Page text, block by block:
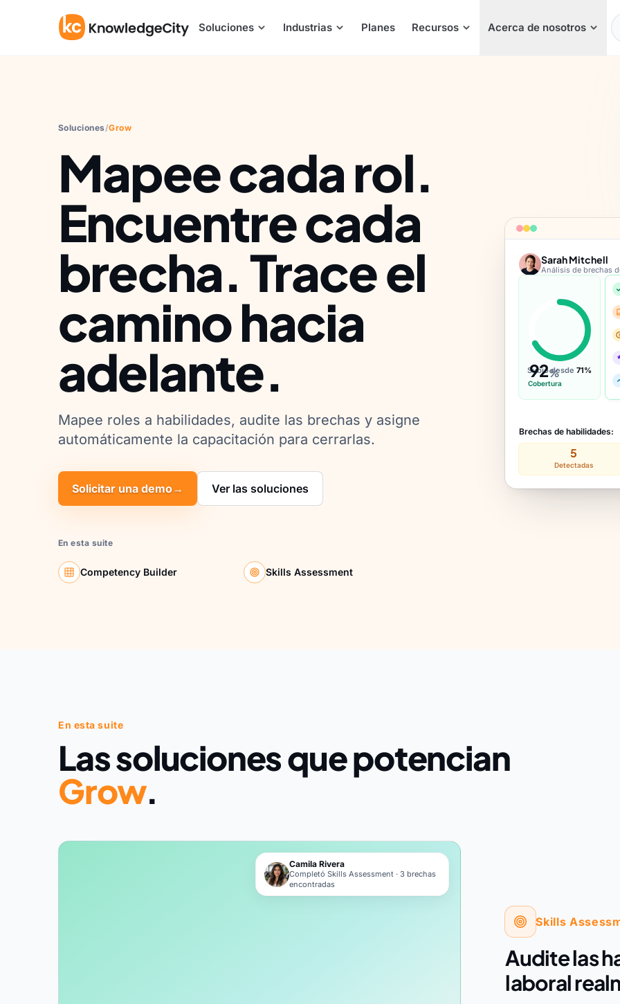
Soluciones Industrias Planes Recursos Acerca de nosotros
Soluciones/Grow
Mapee cada rol.
Encuentre cada
brecha. Trace el
camino hacia
adelante.
Mapee roles a habilidades, audite las brechas y asigne
automáticamente la capacitación para cerrarlas.
Solicitar una demo→ Ver las soluciones
En esta suite
Competency Builder Skills Assessment
Sarah Mitchell
Análisis de brechas
92%
Cobertura
Subió desde71%
Brechas de habilidades:
5
Detectadas
En esta suite
Las soluciones que potencian
Grow.
Camila Rivera
Completó Skills Assessment · 3 brechas
encontradas
Skills
Audite las
laboral